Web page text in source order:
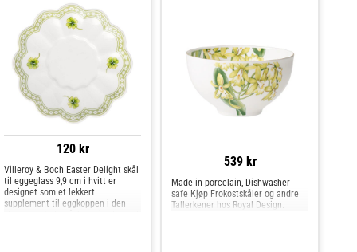
enhetlig servise. Kjøp
Dessertskåler og andre Skåler &
Serveringsfat hos Royal Design.
120 kr
Villeroy & Boch Easter Delight skål
til eggeglass 9,9 cm i hvitt er
designet som et lekkert
supplement til eggkoppen i den
539 kr
Made in porcelain, Dishwasher
safe Kjøp Frokostskåler og andre
Tallerkener hos Royal Design.